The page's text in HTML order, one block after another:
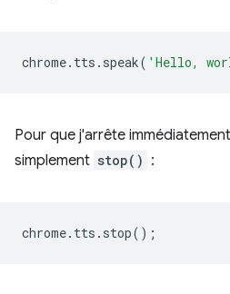
chrome. tts . speak( 'Hello,
Pour que j'arrête
simplement stop() :
chrome. tts . stop();